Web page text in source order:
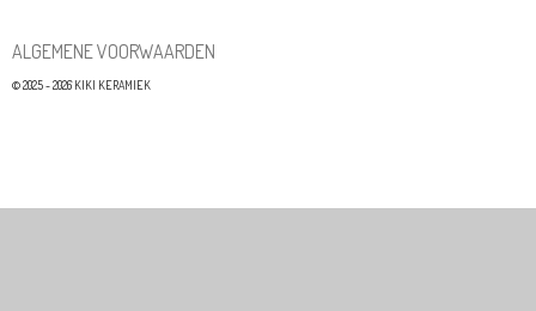
ALGEMENE VOORWAARDEN
© 2025 - 2026 KIKI KERAMIEK